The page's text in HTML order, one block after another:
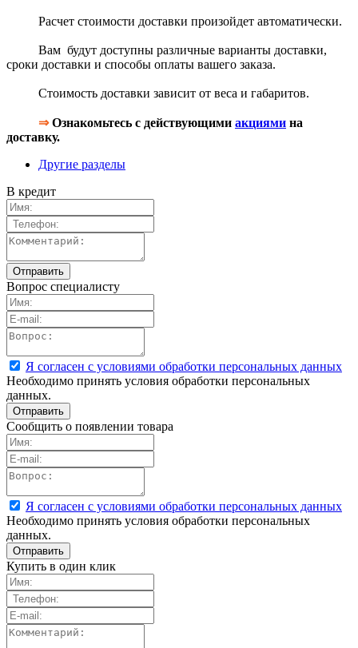
Расчет стоимости доставки произойдет автоматически.
Вам будут доступны различные варианты доставки,
сроки доставки и способы оплаты вашего заказа.
Стоимость доставки зависит от веса и габаритов.
⇒Ознакомьтесь с действующими акциями на
доставку.
Другие разделы
В кредит
Вопрос специалисту
Я согласен с условиями обработки персональных данных
Необходимо принять условия обработки персональных
данных.
Сообщить о появлении товара
Я согласен с условиями обработки персональных данных
Необходимо принять условия обработки персональных
данных.
Купить в один клик